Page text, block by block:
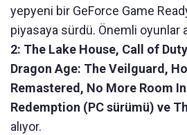
yepyeni bir GeForce Game
piyasaya sürdü. Önemli oyunlar
2: The Lake House, Call of
Dragon Age: The Veilguard,
Remastered, No More Room In
Redemption (PC sürümü) ve
alıyor.